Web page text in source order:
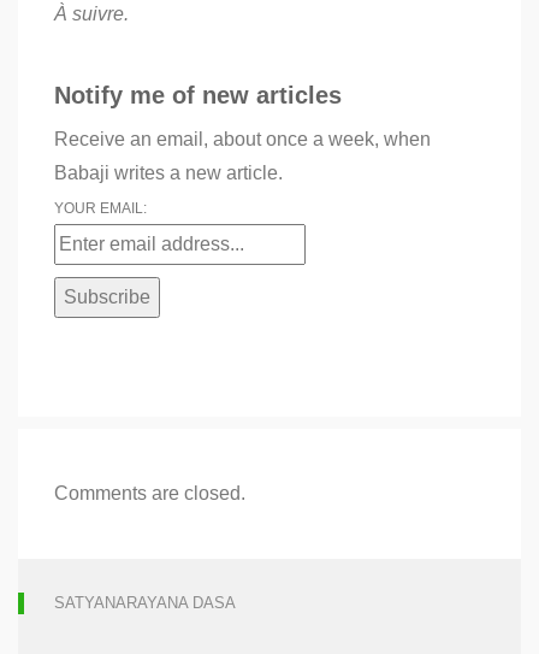
À suivre.
Notify me of new articles
Receive an email, about once a week, when
Babaji writes a new article.
YOUR EMAIL:
Comments are closed.
SATYANARAYANA DASA